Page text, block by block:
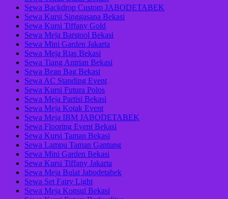
Sewa Backdrop Custom JABODETABEK
Sewa Kursi Singgasana Bekasi
Sewa Kursi Tiffany Gold
Sewa Meja Barstool Bekasi
Sewa Mini Garden Jakarta
Sewa Meja Rias Bekasi
Sewa Tiang Antrian Bekasi
Sewa Bean Bag Bekasi
Sewa AC Standing Event
Sewa Kursi Futura Polos
Sewa Meja Partisi Bekasi
Sewa Meja Kotak Event
Sewa Meja IBM JABODETABEK
Sewa Flooring Event Bekasi
Sewa Kursi Taman Bekasi
Sewa Lampu Taman Gantung
Sewa Mini Garden Bekasi
Sewa Kursi Tiffany Jakarta
Sewa Meja Bulat Jabodetabek
Sewa Set Fairy Light
Sewa Meja Konsul Bekasi